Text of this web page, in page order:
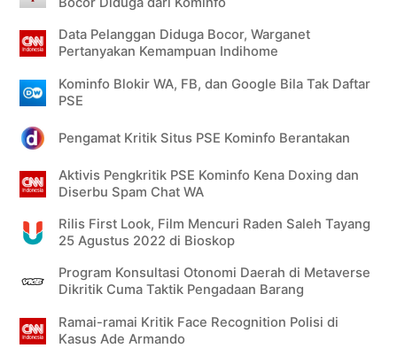
Data Pelanggan Diduga Bocor, Warganet
Pertanyakan Kemampuan Indihome
Kominfo Blokir WA, FB, dan Google Bila Tak Daftar
PSE
Pengamat Kritik Situs PSE Kominfo Berantakan
Aktivis Pengkritik PSE Kominfo Kena Doxing dan
Diserbu Spam Chat WA
Rilis First Look, Film Mencuri Raden Saleh Tayang
25 Agustus 2022 di Bioskop
Program Konsultasi Otonomi Daerah di Metaverse
Dikritik Cuma Taktik Pengadaan Barang
Ramai-ramai Kritik Face Recognition Polisi di
Kasus Ade Armando